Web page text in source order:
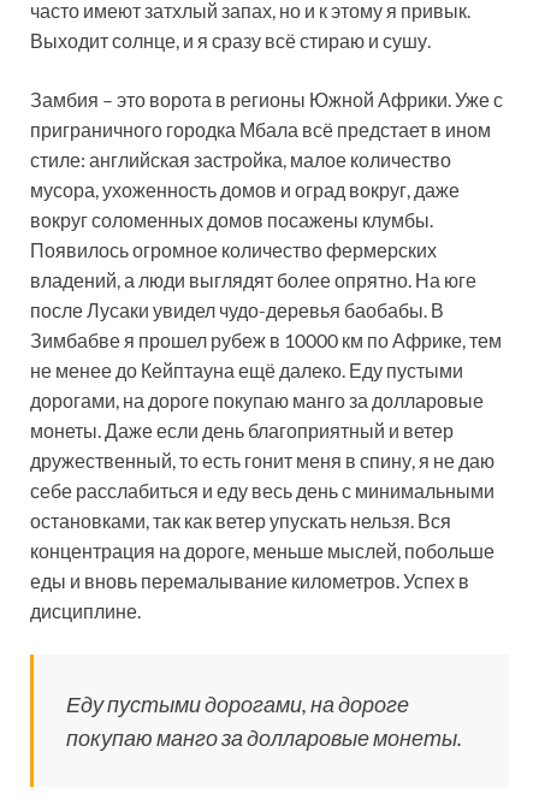
часто имеют затхлый запах, но и к этому я привык.
Выходит солнце, и я сразу всё стираю и сушу.
Замбия – это ворота в регионы Южной Африки. Уже с
приграничного городка Мбала всё предстает в ином
стиле: английская застройка, малое количество
мусора, ухоженность домов и оград вокруг, даже
вокруг соломенных домов посажены клумбы.
Появилось огромное количество фермерских
владений, а люди выглядят более опрятно. На юге
после Лусаки увидел чудо-деревья баобабы. В
Зимбабве я прошел рубеж в 10000 км по Африке, тем
не менее до Кейптауна ещё далеко. Еду пустыми
дорогами, на дороге покупаю манго за долларовые
монеты. Даже если день благоприятный и ветер
дружественный, то есть гонит меня в спину, я не даю
себе расслабиться и еду весь день с минимальными
остановками, так как ветер упускать нельзя. Вся
концентрация на дороге, меньше мыслей, побольше
еды и вновь перемалывание километров. Успех в
дисциплине.
Еду пустыми дорогами, на дороге
покупаю манго за долларовые монеты.